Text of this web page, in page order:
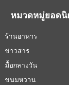
หมวดหมู่ยอดนิ
ร้านอาหาร
ข่าวสาร
มื้อกลางวัน
ขนมหวาน